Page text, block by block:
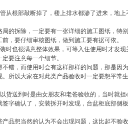
从根部敲断掉了，楼上排水都渗了进来，地上
的拆除，一定要有一张详细的施工图纸，特
，要仔细审核图纸，做到施工要有据可依。
时也很满意整体效果，可等入住使用时才发
要注意每一个细节。
错，而使用时会有这样那样的问题，那是因
所以大家在对此类产品验收时一定要想平常
货送到时是由女朋友和老爸验收的，当时就
字确认了，安装拆开时发现，台盆柜底部侧
品想当然的认为不会出现问题，这比起不验